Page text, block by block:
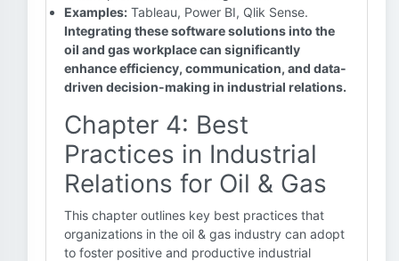
Examples: Tableau, Power BI, Qlik Sense.
Integrating these software solutions into the
oil and gas workplace can significantly
enhance efficiency, communication, and data-
driven decision-making in industrial relations.
Chapter 4: Best
Practices in Industrial
Relations for Oil & Gas
This chapter outlines key best practices that
organizations in the oil & gas industry can adopt
to foster positive and productive industrial